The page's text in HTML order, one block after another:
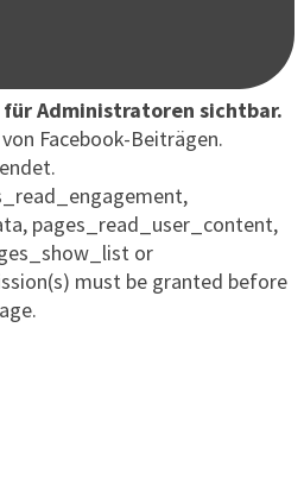
Administratoren sichtbar.
Facebook-Beiträgen.
pages_read_user_content,
or
must be granted before